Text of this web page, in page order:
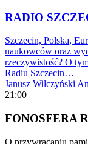
RADIO
Szczecin, Polska,
naukowców oraz
rzeczywistość? O
Radiu Szczecin…
Janusz Wilczyński
21:00
FONOSFERA
O przywracaniu